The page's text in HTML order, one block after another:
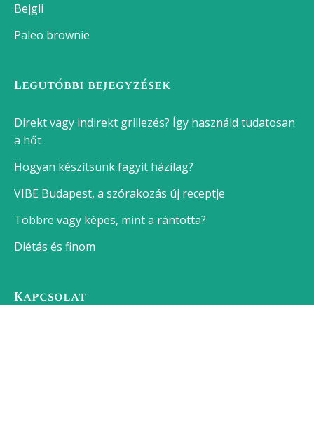
Bejgli
Paleo brownie
Legutóbbi bejegyzések
Direkt vagy indirekt grillezés? Így használd tudatosan
a hőt
Hogyan készítsünk fagyit házilag?
VIBE Budapest, a szórakozás új receptje
Többre vagy képes, mint a rántotta?
Diétás és finom
Kapcsolat